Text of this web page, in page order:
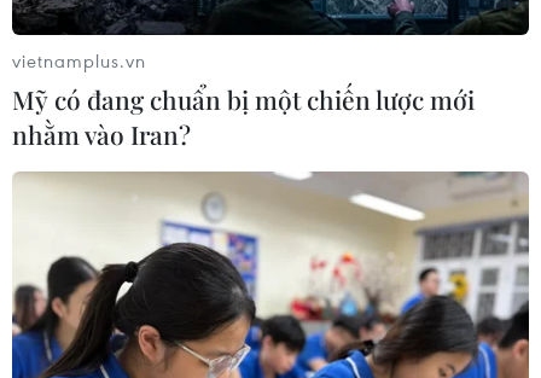
TIN CÙNG CHUYÊN MỤC
Xem trực tiếp Việt Nam-Campuchia
tại ASEAN Cup 2026 trên kênh nào?
07/08/2026 09:49
vietnamplus.vn
Mỹ có đang chuẩn bị một chiến lược mới
nhằm vào Iran?